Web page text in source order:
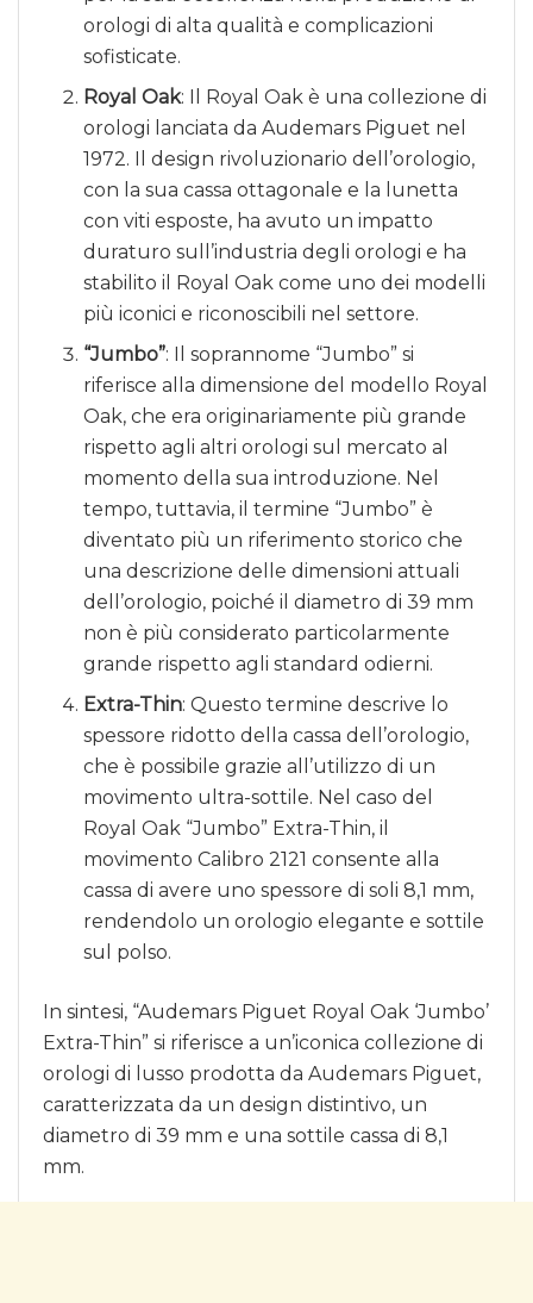
orologi di alta qualità e complicazioni
sofisticate.
Royal Oak: Il Royal Oak è una collezione di
orologi lanciata da Audemars Piguet nel
1972. Il design rivoluzionario dell’orologio,
con la sua cassa ottagonale e la lunetta
con viti esposte, ha avuto un impatto
duraturo sull’industria degli orologi e ha
stabilito il Royal Oak come uno dei modelli
più iconici e riconoscibili nel settore.
“Jumbo”: Il soprannome “Jumbo” si
riferisce alla dimensione del modello Royal
Oak, che era originariamente più grande
rispetto agli altri orologi sul mercato al
momento della sua introduzione. Nel
tempo, tuttavia, il termine “Jumbo” è
diventato più un riferimento storico che
una descrizione delle dimensioni attuali
dell’orologio, poiché il diametro di 39 mm
non è più considerato particolarmente
grande rispetto agli standard odierni.
Extra-Thin: Questo termine descrive lo
spessore ridotto della cassa dell’orologio,
che è possibile grazie all’utilizzo di un
movimento ultra-sottile. Nel caso del
Royal Oak “Jumbo” Extra-Thin, il
movimento Calibro 2121 consente alla
cassa di avere uno spessore di soli 8,1 mm,
rendendolo un orologio elegante e sottile
sul polso.
In sintesi, “Audemars Piguet Royal Oak ‘Jumbo’
Extra-Thin” si riferisce a un’iconica collezione di
orologi di lusso prodotta da Audemars Piguet,
caratterizzata da un design distintivo, un
diametro di 39 mm e una sottile cassa di 8,1
mm.